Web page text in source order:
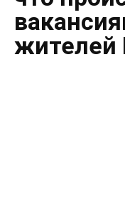
жителей